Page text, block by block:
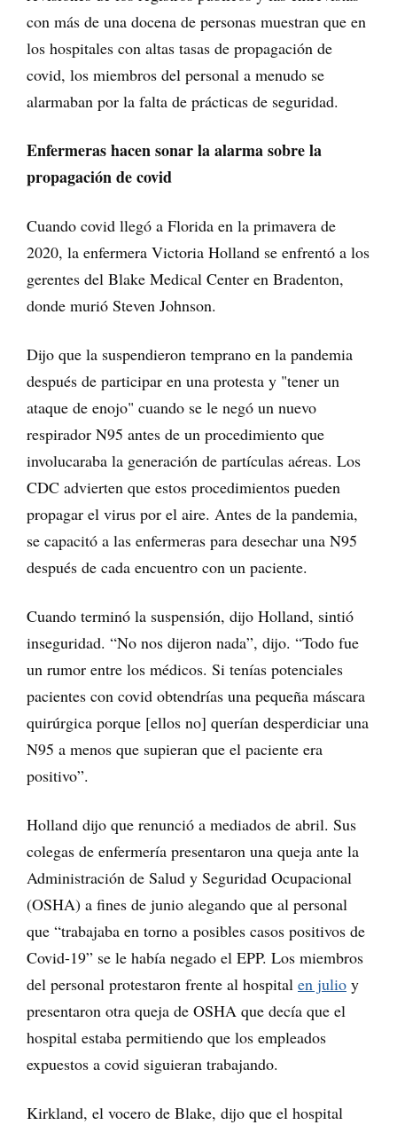
con más de una docena de personas muestran que en
los hospitales con altas tasas de propagación de
covid, los miembros del personal a menudo se
alarmaban por la falta de prácticas de seguridad.
Enfermeras hacen sonar la alarma sobre la
propagación de covid
Cuando covid llegó a Florida en la primavera de
2020, la enfermera Victoria Holland se enfrentó a los
gerentes del Blake Medical Center en Bradenton,
donde murió Steven Johnson.
Dijo que la suspendieron temprano en la pandemia
después de participar en una protesta y "tener un
ataque de enojo" cuando se le negó un nuevo
respirador N95 antes de un procedimiento que
involucaraba la generación de partículas aéreas. Los
CDC advierten que estos procedimientos pueden
propagar el virus por el aire. Antes de la pandemia,
se capacitó a las enfermeras para desechar una N95
después de cada encuentro con un paciente.
Cuando terminó la suspensión, dijo Holland, sintió
inseguridad. “No nos dijeron nada”, dijo. “Todo fue
un rumor entre los médicos. Si tenías potenciales
pacientes con covid obtendrías una pequeña máscara
quirúrgica porque [ellos no] querían desperdiciar una
N95 a menos que supieran que el paciente era
positivo”.
Holland dijo que renunció a mediados de abril. Sus
colegas de enfermería presentaron una queja ante la
Administración de Salud y Seguridad Ocupacional
(OSHA) a fines de junio alegando que al personal
que “trabajaba en torno a posibles casos positivos de
Covid-19” se le había negado el EPP. Los miembros
del personal protestaron frente al hospital en julio y
presentaron otra queja de OSHA que decía que el
hospital estaba permitiendo que los empleados
expuestos a covid siguieran trabajando.
Kirkland, el vocero de Blake, dijo que el hospital